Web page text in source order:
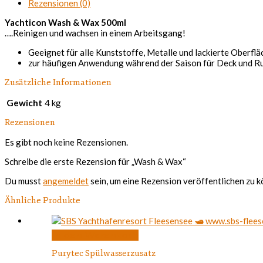
Rezensionen (0)
Yachticon Wash & Wax 500ml
….Reinigen und wachsen in einem Arbeitsgang!
Geeignet für alle Kunststoffe, Metalle und lackierte
zur häufigen Anwendung während der Saison für Deck und
Zusätzliche Informationen
Gewicht 4 kg
Rezensionen
Es gibt noch keine Rezensionen.
Schreibe die erste Rezension für „Wash & Wax“
Du musstangemeldetsein, um eine Rezension veröffentlichen zu
Ähnliche Produkte
Purytec Spülwasserzusatz